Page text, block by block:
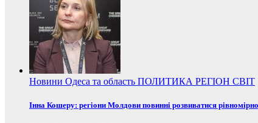
Новини Одеса та область ПОЛИТИКА РЕГІОН СВІТ
Інна Кошеру: регіони Молдови повинні розвиватися